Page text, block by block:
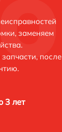
заменяем
после
3 лет